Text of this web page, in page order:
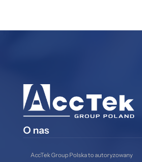
O nas
AccTek Group Polska to autoryzowany